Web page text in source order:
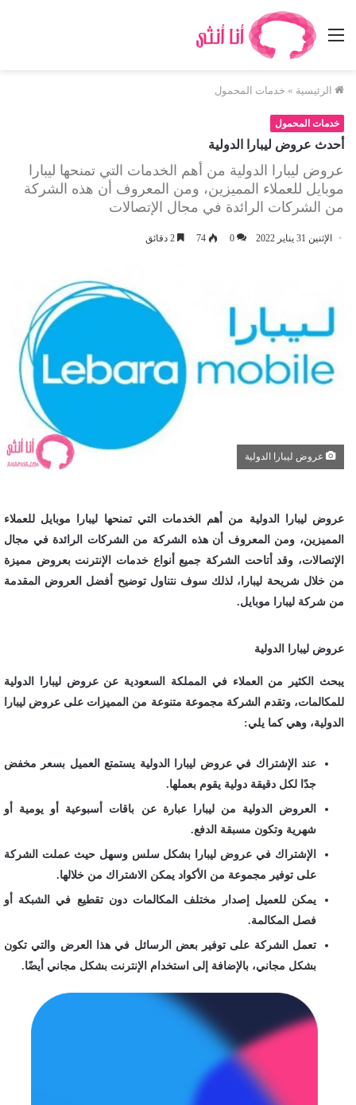
القائمة
الرئيسية » خدمات المحمول
خدمات المحمول
أحدث عروض ليبارا الدولية
عروض ليبارا الدولية من أهم الخدمات التي تمنحها ليبارا
موبايل للعملاء المميزين، ومن المعروف أن هذه الشركة
من الشركات الرائدة في مجال الإتصالات
الإثنين 31 يناير 2022 0
74
عروض ليبارا الدولية
عروض ليبارا الدولية من أهم الخدمات التي تمنحها ليبارا موبايل للعملاء
المميزين، ومن المعروف أن هذه الشركة من الشركات الرائدة في مجال
الإتصالات، وقد أتاحت الشركة جميع أنواع خدمات الإنترنت بعروض مميزة
من خلال شريحة ليبارا، لذلك سوف نتناول توضيح أفضل العروض المقدمة
من شركة ليبارا موبايل.
عروض ليبارا الدولية
يبحث الكثير من العملاء في المملكة السعودية عن عروض ليبارا الدولية
للمكالمات، وتقدم الشركة مجموعة متنوعة من المميزات على عروض ليبارا
الدولية، وهي كما يلي:
عند الإشتراك في عروض ليبارا الدولية يستمتع العميل بسعر مخفض
جدًا لكل دقيقة دولية يقوم بعملها.
العروض الدولية من ليبارا عبارة عن باقات أسبوعية أو يومية أو
شهرية وتكون مسبقة الدفع.
الإشتراك في عروض ليبارا بشكل سلس وسهل حيث عملت الشركة
على توفير مجموعة من الأكواد يمكن الاشتراك من خلالها.
يمكن للعميل إصدار مختلف المكالمات دون تقطيع في الشبكة أو
فصل المكالمة.
تعمل الشركة على توفير بعض الرسائل في هذا العرض والتي تكون
بشكل مجاني، بالإضافة إلى استخدام الإنترنت بشكل مجاني أيضًا.